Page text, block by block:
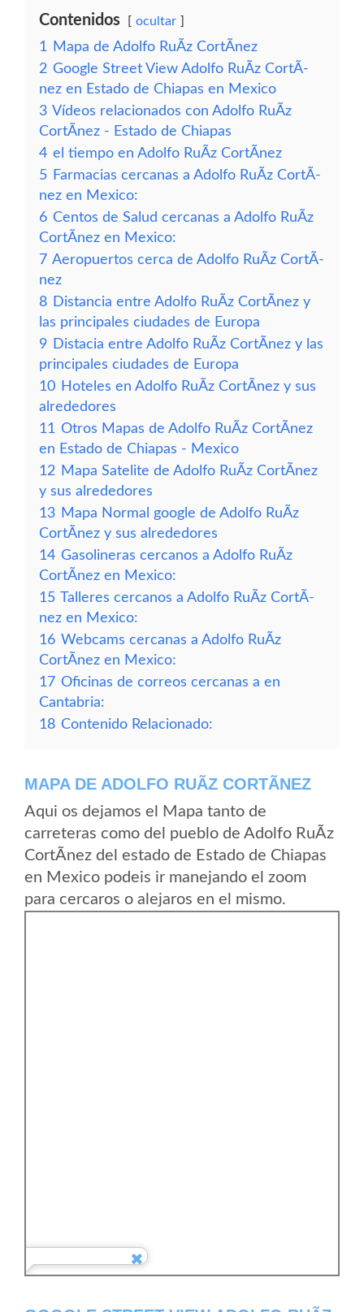
Contenidos ocultar
1
Mapa de Adolfo RuÃ­z CortÃ­nez
2 Google Street View Adolfo RuÃ­z CortÃ­
nez en Estado de Chiapas en Mexico
3 Vídeos relacionados con Adolfo RuÃ­z
CortÃ­nez - Estado de Chiapas
4 el tiempo en Adolfo RuÃ­z CortÃ­nez
5 Farmacias cercanas a Adolfo RuÃ­z CortÃ­
nez en Mexico:
6 Centos de Salud cercanas a Adolfo RuÃ­z
CortÃ­nez en Mexico:
7 Aeropuertos cerca de Adolfo RuÃ­z CortÃ­
nez
8 Distancia entre Adolfo RuÃ­z CortÃ­nez y
las principales ciudades de Europa
9 Distacia entre Adolfo RuÃ­z CortÃ­nez y las
principales ciudades de Europa
10 Hoteles en Adolfo RuÃ­z CortÃ­nez y sus
alrededores
11 Otros Mapas de Adolfo RuÃ­z CortÃ­nez
en Estado de Chiapas - Mexico
12 Mapa Satelite de Adolfo RuÃ­z CortÃ­nez
y sus alrededores
13 Mapa Normal google de Adolfo RuÃ­z
CortÃ­nez y sus alrededores
14 Gasolineras cercanos a Adolfo RuÃ­z
CortÃ­nez en Mexico:
15 Talleres cercanos a Adolfo RuÃ­z CortÃ­
nez en Mexico:
16 Webcams cercanas a Adolfo RuÃ­z
CortÃ­nez en Mexico:
17 Oficinas de correos cercanas a en
Cantabria:
18 Contenido Relacionado:
MAPA DE ADOLFO RUÃ­Z CORTÃ­NEZ
Aqui os dejamos el Mapa tanto de
carreteras como del pueblo de Adolfo RuÃ­z
CortÃ­nez del estado de Estado de Chiapas
en Mexico podeis ir manejando el zoom
para cercaros o alejaros en el mismo.